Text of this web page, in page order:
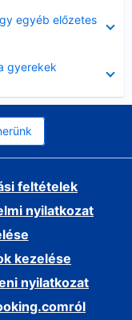
egyéb előzetes
gyerekek
feltételek
nyilatkozat
kezelése
nyilatkozat